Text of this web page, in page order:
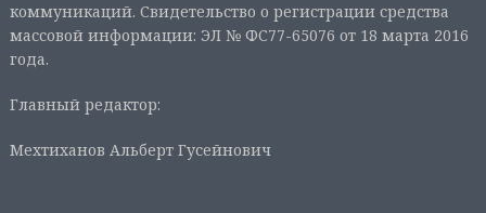
коммуникаций. Свидетельство о регистрации средства
массовой информации: ЭЛ № ФС77-65076 от 18 марта 2016
года.
Главный редактор:
Мехтиханов Альберт Гусейнович